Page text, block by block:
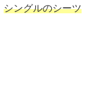
シングルのシーツ